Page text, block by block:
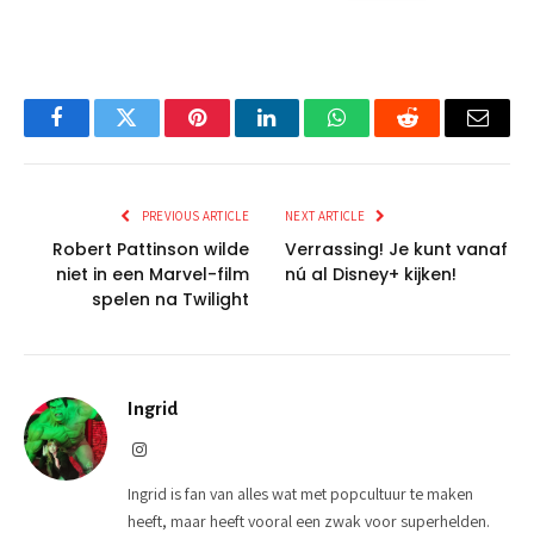
FacebookTwitter PinterestLinkedInWhatsAppReddit Email
PREVIOUS ARTICLE
Robert Pattinson wilde
niet in een Marvel-film
spelen na Twilight
NEXT ARTICLE
Verrassing! Je kunt vanaf
nú al Disney+ kijken!
Ingrid
Instagram
Ingrid is fan van alles wat met popcultuur te maken
heeft, maar heeft vooral een zwak voor superhelden.